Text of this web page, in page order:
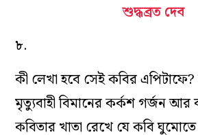
শুদ্ধব্রত দেব
৮.
কী লেখা হবে সেই কবির
মৃত্যুবাহী বিমানের কর্কশ গর্জন আর
কবিতার খাতা রেখে যে কবি